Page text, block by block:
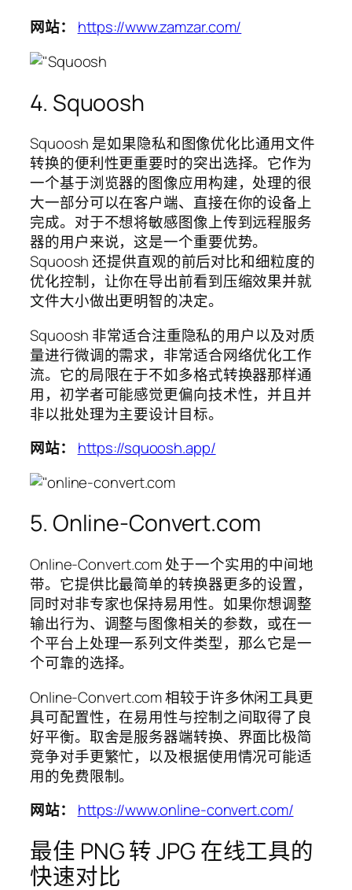
网站：
https://www.zamzar.com/
4. Squoosh
Squoosh 是如果隐私和图像优化比通用文件
转换的便利性更重要时的突出选择。它作为
一个基于浏览器的图像应用构建，处理的很
大一部分可以在客户端、直接在你的设备上
完成。对于不想将敏感图像上传到远程服务
器的用户来说，这是一个重要优势。
Squoosh 还提供直观的前后对比和细粒度的
优化控制，让你在导出前看到压缩效果并就
文件大小做出更明智的决定。
Squoosh 非常适合注重隐私的用户以及对质
量进行微调的需求，非常适合网络优化工作
流。它的局限在于不如多格式转换器那样通
用，初学者可能感觉更偏向技术性，并且并
非以批处理为主要设计目标。
网站：
https://squoosh.app/
5. Online-Convert.com
Online-Convert.com 处于一个实用的中间地
带。它提供比最简单的转换器更多的设置，
同时对非专家也保持易用性。如果你想调整
输出行为、调整与图像相关的参数，或在一
个平台上处理一系列文件类型，那么它是一
个可靠的选择。
Online-Convert.com 相较于许多休闲工具更
具可配置性，在易用性与控制之间取得了良
好平衡。取舍是服务器端转换、界面比极简
竞争对手更繁忙，以及根据使用情况可能适
用的免费限制。
网站：
https://www.online-convert.com/
最佳 PNG 转 JPG 在线工具的
快速对比